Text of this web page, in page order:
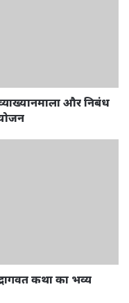
और निबंध
कथा का भव्य